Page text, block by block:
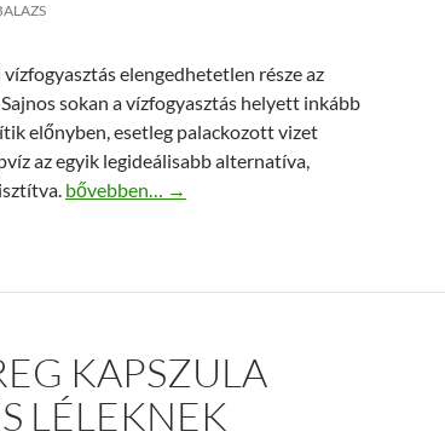
elengedhetetlen része az
sokan a vízfogyasztás helyett inkább
előnyben, esetleg palackozott vizet
az egyik legideálisabb alternatíva,
Wellnet asztali víztisztítók széles választékban!
bővebben… →
KAPSZULA
LÉLEKNEK